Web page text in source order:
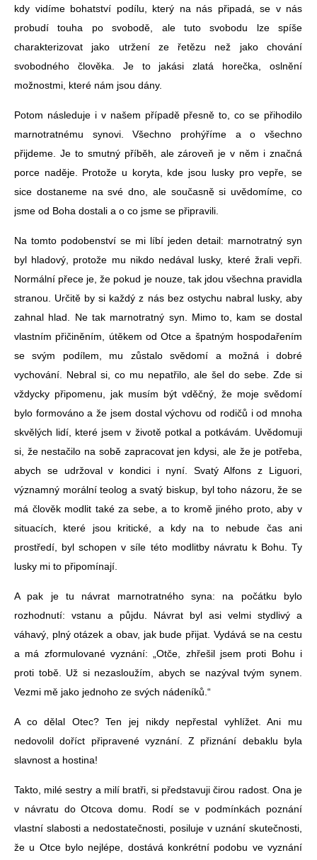
kdy vidíme bohatství podílu, který na nás připadá, se v nás
probudí touha po svobodě, ale tuto svobodu lze spíše
charakterizovat jako utržení ze řetězu než jako chování
svobodného člověka. Je to jakási zlatá horečka, oslnění
možnostmi, které nám jsou dány.
Potom následuje i v našem případě přesně to, co se přihodilo
marnotratnému synovi. Všechno prohýříme a o všechno
přijdeme. Je to smutný příběh, ale zároveň je v něm i značná
porce naděje. Protože u koryta, kde jsou lusky pro vepře, se
sice dostaneme na své dno, ale současně si uvědomíme, co
jsme od Boha dostali a o co jsme se připravili.
Na tomto podobenství se mi líbí jeden detail: marnotratný syn
byl hladový, protože mu nikdo nedával lusky, které žrali vepři.
Normální přece je, že pokud je nouze, tak jdou všechna pravidla
stranou. Určitě by si každý z nás bez ostychu nabral lusky, aby
zahnal hlad. Ne tak marnotratný syn. Mimo to, kam se dostal
vlastním přičiněním, útěkem od Otce a špatným hospodařením
se svým podílem, mu zůstalo svědomí a možná i dobré
vychování. Nebral si, co mu nepatřilo, ale šel do sebe. Zde si
vždycky připomenu, jak musím být vděčný, že moje svědomí
bylo formováno a že jsem dostal výchovu od rodičů i od mnoha
skvělých lidí, které jsem v životě potkal a potkávám. Uvědomuji
si, že nestačilo na sobě zapracovat jen kdysi, ale že je potřeba,
abych se udržoval v kondici i nyní. Svatý Alfons z Liguori,
významný morální teolog a svatý biskup, byl toho názoru, že se
má člověk modlit také za sebe, a to kromě jiného proto, aby v
situacích, které jsou kritické, a kdy na to nebude čas ani
prostředí, byl schopen v síle této modlitby návratu k Bohu. Ty
lusky mi to připomínají.
A pak je tu návrat marnotratného syna: na počátku bylo
rozhodnutí: vstanu a půjdu. Návrat byl asi velmi stydlivý a
váhavý, plný otázek a obav, jak bude přijat. Vydává se na cestu
a má zformulované vyznání: „Otče, zhřešil jsem proti Bohu i
proti tobě. Už si nezasloužím, abych se nazýval tvým synem.
Vezmi mě jako jednoho ze svých nádeníků.“
A co dělal Otec? Ten jej nikdy nepřestal vyhlížet. Ani mu
nedovolil doříct připravené vyznání. Z přiznání debaklu byla
slavnost a hostina!
Takto, milé sestry a milí bratři, si představuji čirou radost. Ona je
v návratu do Otcova domu. Rodí se v podmínkách poznání
vlastní slabosti a nedostatečnosti, posiluje v uznání skutečnosti,
že u Otce bylo nejlépe, dostává konkrétní podobu ve vyznání